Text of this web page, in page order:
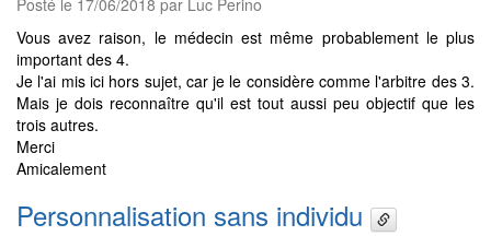
Posté le 17/06/2018 par Luc Perino
Vous avez raison, le médecin est même probablement le plus
important des 4.
Je l'ai mis ici hors sujet, car je le considère comme l'arbitre des 3.
Mais je dois reconnaître qu'il est tout aussi peu objectif que les
trois autres.
Merci
Amicalement
Personnalisation sans individu